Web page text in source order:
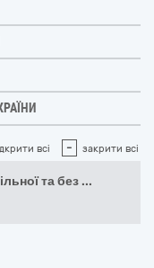
всі - закрити всі
та без ...